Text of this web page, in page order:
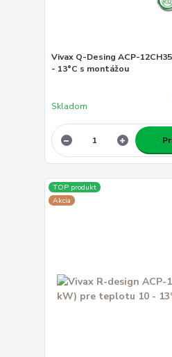
Vivax Q-Desing ACP-
- 13°C s montážou
Skladom
TOP produkt
Akcia